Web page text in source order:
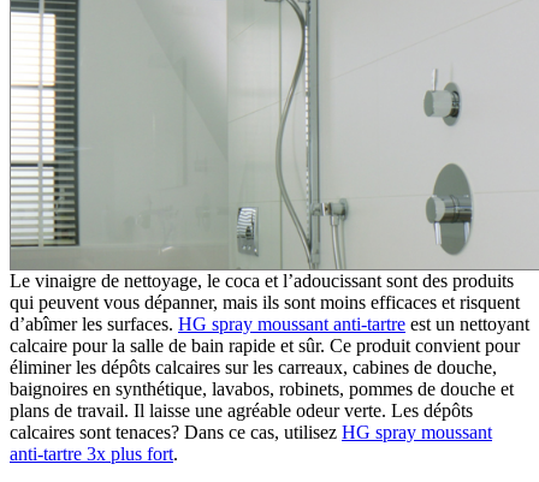
Le vinaigre de nettoyage, le coca et l’adoucissant sont des produits
qui peuvent vous dépanner, mais ils sont moins efficaces et risquent
d’abîmer les surfaces. HG spray moussant anti-tartre est un nettoyant
calcaire pour la salle de bain rapide et sûr. Ce produit convient pour
éliminer les dépôts calcaires sur les carreaux, cabines de douche,
baignoires en synthétique, lavabos, robinets, pommes de douche et
plans de travail. Il laisse une agréable odeur verte. Les dépôts
calcaires sont tenaces? Dans ce cas, utilisez HG spray moussant
anti-tartre 3x plus fort.